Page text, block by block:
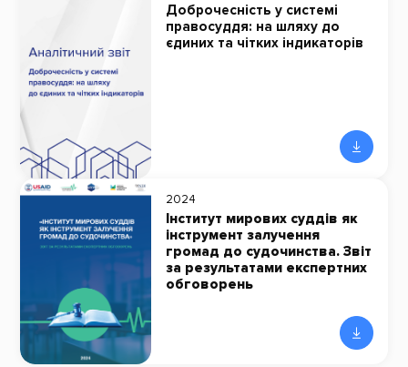
Доброчесність у системі
правосуддя: на шляху до
єдиних та чітких індикаторів
2024
Інститут мирових суддів як
інструмент залучення
громад до судочинства. Звіт
за результатами експертних
обговорень